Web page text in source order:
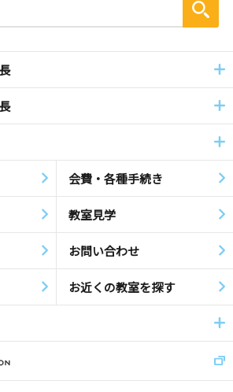
会費・各種手続き
教室見学
お問い合わせ
お近くの教室を探す